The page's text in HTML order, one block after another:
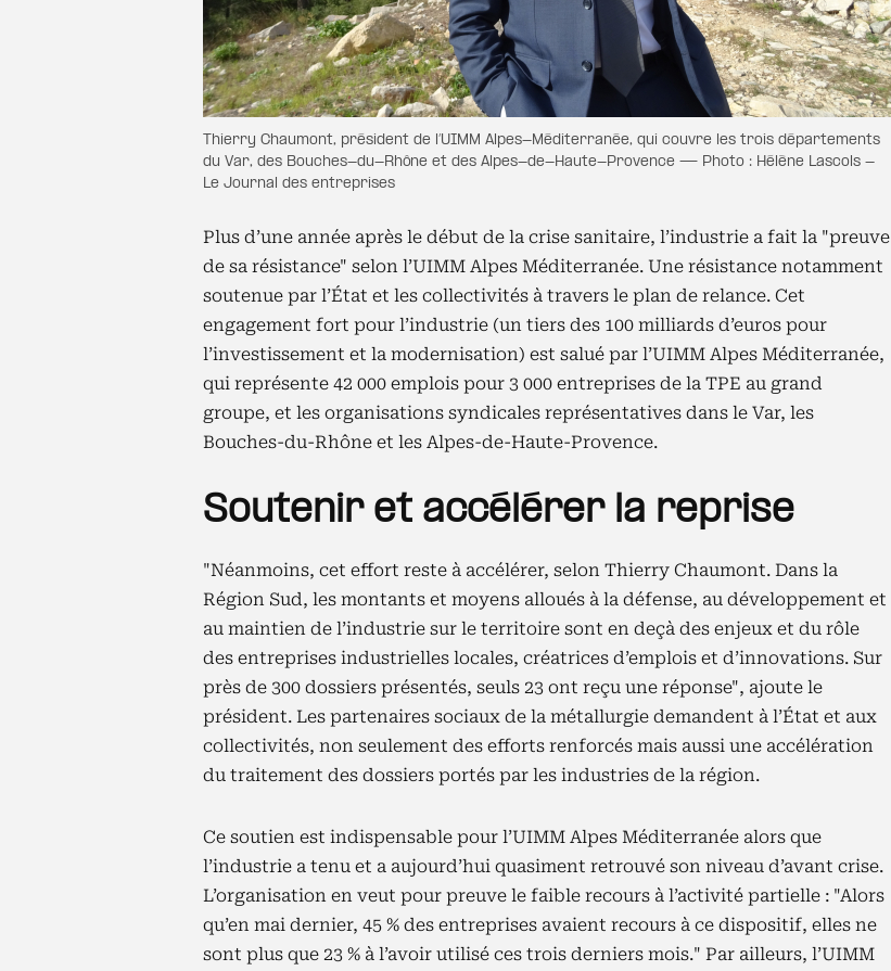
Thierry Chaumont, président de l’UIMM Alpes-Méditerranée, qui couvre les trois départements
du Var, des Bouches-du-Rhône et des Alpes-de-Haute-Provence — Photo : Hélène Lascols -
Le Journal des entreprises
Plus d’une année après le début de la crise sanitaire, l’industrie a fait la "preuve
de sa résistance" selon l’UIMM Alpes Méditerranée. Une résistance notamment
soutenue par l’État et les collectivités à travers le plan de relance. Cet
engagement fort pour l’industrie (un tiers des 100 milliards d’euros pour
l’investissement et la modernisation) est salué par l’UIMM Alpes Méditerranée,
qui représente 42 000 emplois pour 3 000 entreprises de la TPE au grand
groupe, et les organisations syndicales représentatives dans le Var, les
Bouches-du-Rhône et les Alpes-de-Haute-Provence.
Soutenir et accélérer la reprise
"Néanmoins, cet effort reste à accélérer, selon Thierry Chaumont. Dans la
Région Sud, les montants et moyens alloués à la défense, au développement et
au maintien de l’industrie sur le territoire sont en deçà des enjeux et du rôle
des entreprises industrielles locales, créatrices d’emplois et d’innovations. Sur
près de 300 dossiers présentés, seuls 23 ont reçu une réponse", ajoute le
président. Les partenaires sociaux de la métallurgie demandent à l’État et aux
collectivités, non seulement des efforts renforcés mais aussi une accélération
du traitement des dossiers portés par les industries de la région.
Ce soutien est indispensable pour l’UIMM Alpes Méditerranée alors que
l’industrie a tenu et a aujourd’hui quasiment retrouvé son niveau d’avant crise.
L’organisation en veut pour preuve le faible recours à l’activité partielle : "Alors
qu’en mai dernier, 45 % des entreprises avaient recours à ce dispositif, elles ne
sont plus que 23 % à l’avoir utilisé ces trois derniers mois." Par ailleurs, l’UIMM